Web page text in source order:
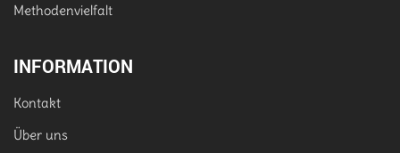
Methodenvielfalt
INFORMATION
Kontakt
Über uns